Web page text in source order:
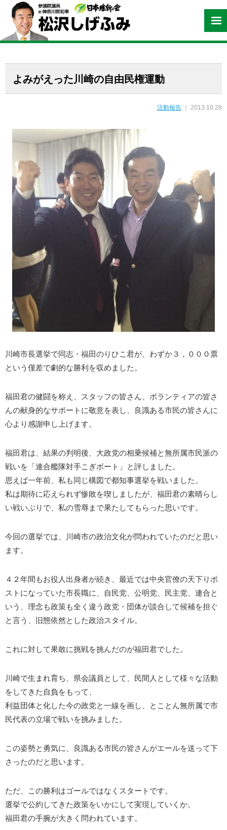
よみがえった川崎の自由民権運動
活動報告 ｜ 2013.10.28
川崎市長選挙で同志・福田のりひこ君が、わずか３，０００票
という僅差で劇的な勝利を収めました。
福田君の健闘を称え、スタッフの皆さん、ボランティアの皆さ
んの献身的なサポートに敬意を表し、良識ある市民の皆さんに
心より感謝申し上げます。
福田君は、結果の判明後、大政党の相乗候補と無所属市民派の
戦いを「連合艦隊対手こぎボート」と評しました。
思えば一年前、私も同じ構図で都知事選挙を戦いました。
私は期待に応えられず惨敗を喫しましたが、福田君の素晴らし
い戦いぶりで、私の雪辱まで果たしてもらった思いです。
今回の選挙では、川崎市の政治文化が問われていたのだと思い
ます。
４２年間もお役人出身者が続き、最近では中央官僚の天下りポ
ストになっていた市長職に、自民党、公明党、民主党、連合と
いう、理念も政策も全く違う政党・団体が談合して候補を担ぐ
と言う、旧態依然とした政治スタイル。
これに対して果敢に挑戦を挑んだのが福田君でした。
川崎で生まれ育ち、県会議員として、民間人として様々な活動
をしてきた自負をもって、
利益団体と化した今の政党と一線を画し、とことん無所属で市
民代表の立場で戦いを挑みました。
この姿勢と勇気に、良識ある市民の皆さんがエールを送って下
さったのだと思います。
ただ、この勝利はゴールではなくスタートです。
選挙で公約してきた政策をいかにして実現していくか。
福田君の手腕が大きく問われています。